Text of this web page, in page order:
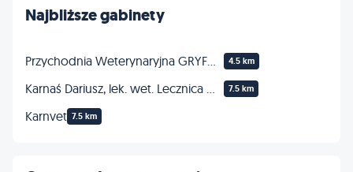
Najbliższe gabinety
4.5 km
7.5 km
Karnvet 7.5 km